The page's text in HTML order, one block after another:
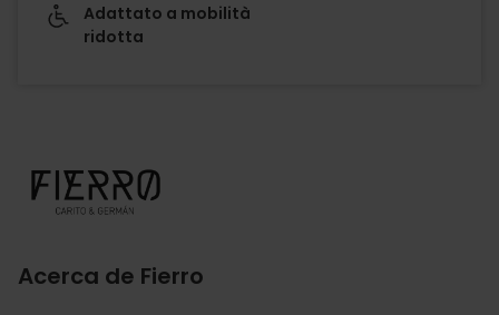
Adattato a mobilità
ridotta
Acerca de Fierro
Imagen